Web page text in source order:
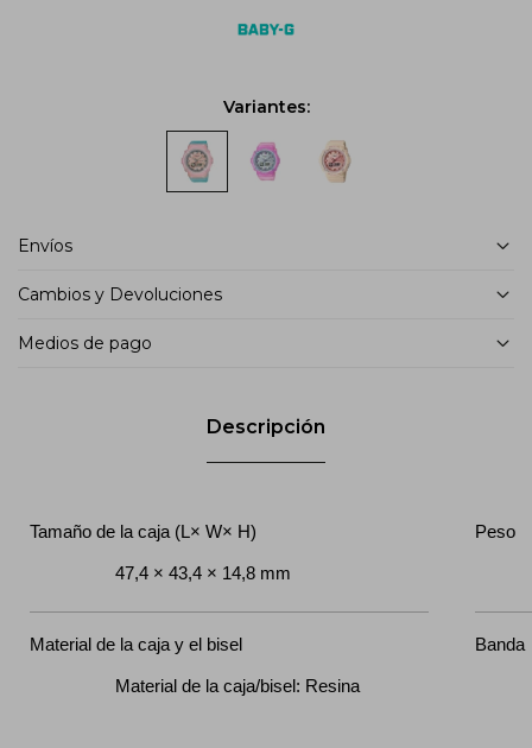
Variantes:
Envíos
Cambios y Devoluciones
Medios de pago
Descripción
Tamaño de la caja (L× W× H)
47,4 × 43,4 × 14,8 mm
Peso
Material de la caja y el bisel
Material de la caja/bisel: Resina
Banda